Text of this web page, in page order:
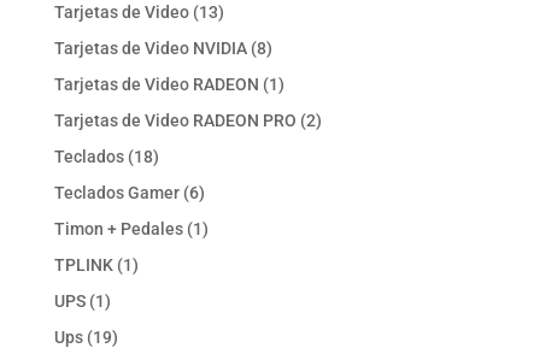
Tarjetas de Video 1313
productos
Tarjetas de Video NVIDIA 88
productos
Tarjetas de Video RADEON 11
producto
Tarjetas de Video RADEON PRO 22
Teclados 1818
productos
Teclados Gamer 66
productos
Timon + Pedales 11
TPLINK 11
UPS 11
producto
Ups 1919